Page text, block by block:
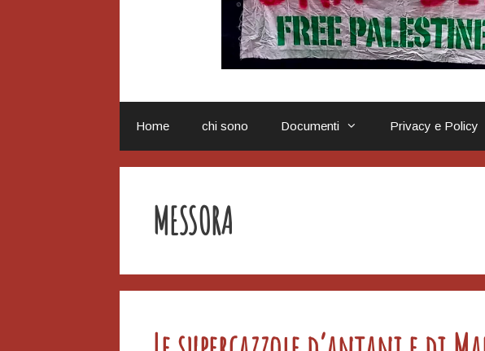
Home chi sono Documenti Privacy e Policy
MESSORA